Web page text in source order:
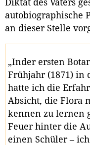
Diktat des Vaters
autobiographische
an dieser Stelle
„Inder ersten
Frühjahr (1871) in
hatte ich die
Absicht, die Flora
kennen zu lernen
Feuer hinter die
einen Schüler –